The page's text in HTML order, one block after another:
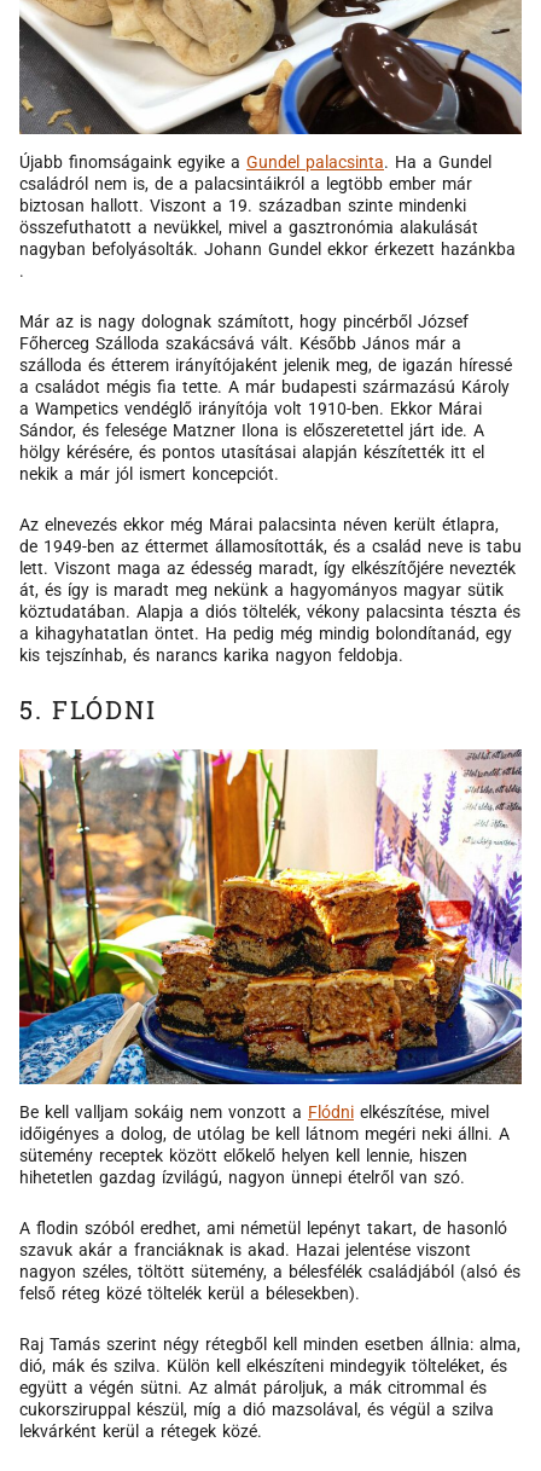
Újabb finomságaink egyike a Gundel palacsinta. Ha a Gundel
családról nem is, de a palacsintáikról a legtöbb ember már
biztosan hallott. Viszont a 19. században szinte mindenki
összefuthatott a nevükkel, mivel a gasztronómia alakulását
nagyban befolyásolták. Johann Gundel ekkor érkezett hazánkba
.
Már az is nagy dolognak számított, hogy pincérből József
Főherceg Szálloda szakácsává vált. Később János már a
szálloda és étterem irányítójaként jelenik meg, de igazán híressé
a családot mégis fia tette. A már budapesti származású Károly
a Wampetics vendéglő irányítója volt 1910-ben. Ekkor Márai
Sándor, és felesége Matzner Ilona is előszeretettel járt ide. A
hölgy kérésére, és pontos utasításai alapján készítették itt el
nekik a már jól ismert koncepciót.
Az elnevezés ekkor még Márai palacsinta néven került étlapra,
de 1949-ben az éttermet államosították, és a család neve is tabu
lett. Viszont maga az édesség maradt, így elkészítőjére nevezték
át, és így is maradt meg nekünk a hagyományos magyar sütik
köztudatában. Alapja a diós töltelék, vékony palacsinta tészta és
a kihagyhatatlan öntet. Ha pedig még mindig bolondítanád, egy
kis tejszínhab, és narancs karika nagyon feldobja.
5. FLÓDNI
Be kell valljam sokáig nem vonzott a Flódni elkészítése, mivel
időigényes a dolog, de utólag be kell látnom megéri neki állni. A
sütemény receptek között előkelő helyen kell lennie, hiszen
hihetetlen gazdag ízvilágú, nagyon ünnepi ételről van szó.
A flodin szóból eredhet, ami németül lepényt takart, de hasonló
szavuk akár a franciáknak is akad. Hazai jelentése viszont
nagyon széles, töltött sütemény, a bélesfélék családjából (alsó és
felső réteg közé töltelék kerül a bélesekben).
Raj Tamás szerint négy rétegből kell minden esetben állnia: alma,
dió, mák és szilva. Külön kell elkészíteni mindegyik tölteléket, és
együtt a végén sütni. Az almát pároljuk, a mák citrommal és
cukorsziruppal készül, míg a dió mazsolával, és végül a szilva
lekvárként kerül a rétegek közé.